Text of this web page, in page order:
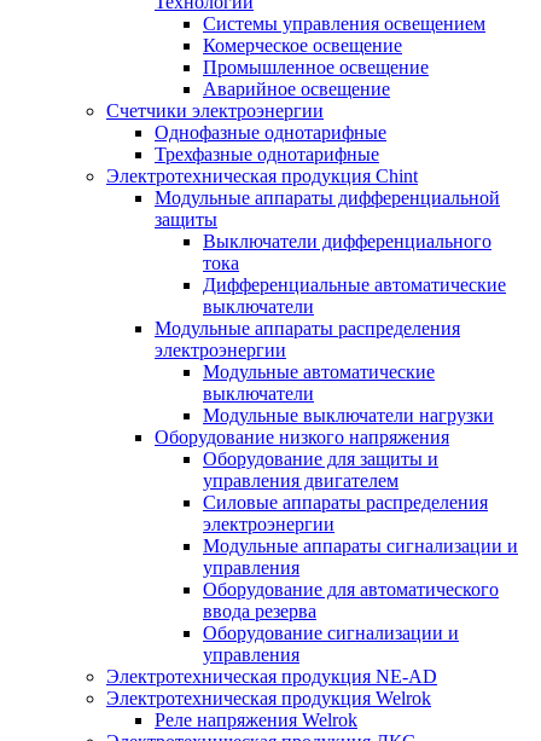
Системы управления освещением
Комерческое освещение
Промышленное освещение
Аварийное освещение
Счетчики электроэнергии
Однофазные однотарифные
Трехфазные однотарифные
Электротехническая продукция Chint
Модульные аппараты дифференциальной
защиты
Выключатели дифференциального
тока
Дифференциальные автоматические
выключатели
Модульные аппараты распределения
электроэнергии
Модульные автоматические
выключатели
Модульные выключатели нагрузки
Оборудование низкого напряжения
Оборудование для защиты и
управления двигателем
Силовые аппараты распределения
электроэнергии
Модульные аппараты сигнализации и
управления
Оборудование для автоматического
ввода резерва
Оборудование сигнализации и
управления
Электротехническая продукция NE-AD
Электротехническая продукция Welrok
Реле напряжения Welrok